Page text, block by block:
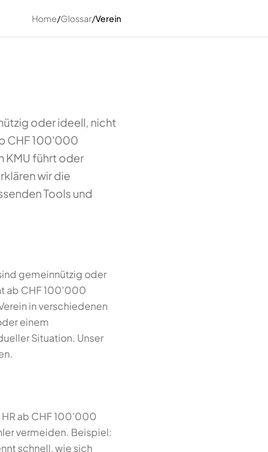
Home/Glossar/Verein
oder ideell, nicht
CHF 100'000
KMU führt oder
wir die
Tools und
gemeinnützig oder
ab CHF 100'000
in verschiedenen
einem
Situation. Unser
ab CHF 100'000
vermeiden. Beispiel:
schnell, wie sich